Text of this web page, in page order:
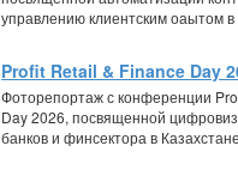
управлению клиентским оаытом в
Profit Retail & Finance Day
Фоторепортаж с конференции
Day 2026, посвященной
банков и финсектора в